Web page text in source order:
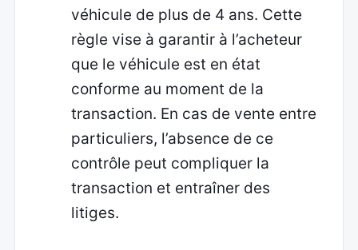
véhicule de plus de 4 ans. Cette
règle vise à garantir à l’acheteur
que le véhicule est en état
conforme au moment de la
transaction. En cas de vente entre
particuliers, l’absence de ce
contrôle peut compliquer la
transaction et entraîner des
litiges.